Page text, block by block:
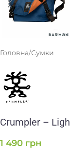
Головна/Сумки
Crumpler –
1 490 грн